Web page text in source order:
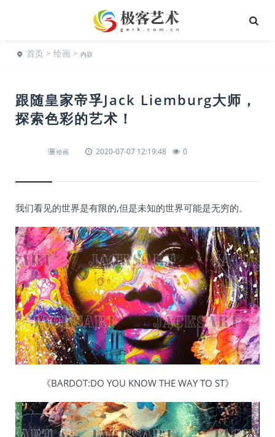
首页 > 绘画 > 内容
跟随皇家帝孚Jack Liemburg大师，
探索色彩的艺术！
绘画 2020-07-07 12:19:48 0
我们看见的世界是有限的,但是未知的世界可能是无穷的。
《BARDOT:DO YOU KNOW THE WAY TO ST》